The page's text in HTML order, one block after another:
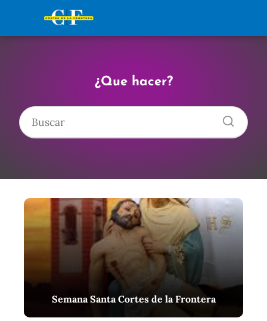
¿Que hacer?
Semana Santa Cortes de la Frontera